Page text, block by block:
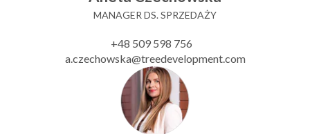
MANAGER DS. SPRZEDAŻY
+48 509 598 756
a.czechowska@treedevelopment.com